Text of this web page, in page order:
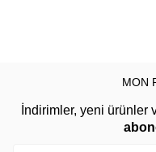
MON
İndirimler, yeni ürünler